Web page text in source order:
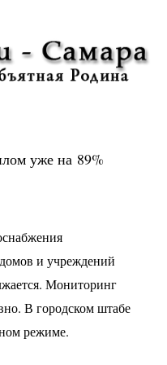
уже на 89%
и учреждений
Мониторинг
В городском штабе
режиме.